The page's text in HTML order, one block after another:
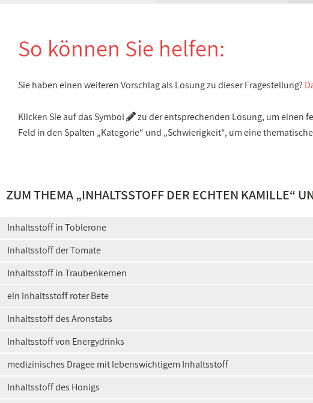
So können Sie helfen:
Sie haben einen weiteren Vorschlag als Lösung zu dieser Fragestellung?
Klicken Sie auf das Symbol
zu der entsprechenden Lösung, um einen
Feld in den Spalten „Kategorie“ und „Schwierigkeit“, um eine
ZUM THEMA „INHALTSSTOFF DER ECHTEN KAMILLE“
Inhaltsstoff in Toblerone
Inhaltsstoff der Tomate
Inhaltsstoff in Traubenkernen
ein Inhaltsstoff roter Bete
Inhaltsstoff des Aronstabs
Inhaltsstoff von Energydrinks
medizinisches Dragee mit lebenswichtigem Inhaltsstoff
Inhaltsstoff des Honigs